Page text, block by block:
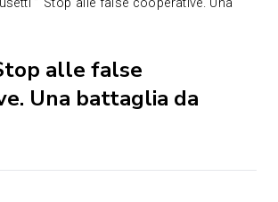
” Stop alle false cooperative. Una
alle false
Una battaglia da